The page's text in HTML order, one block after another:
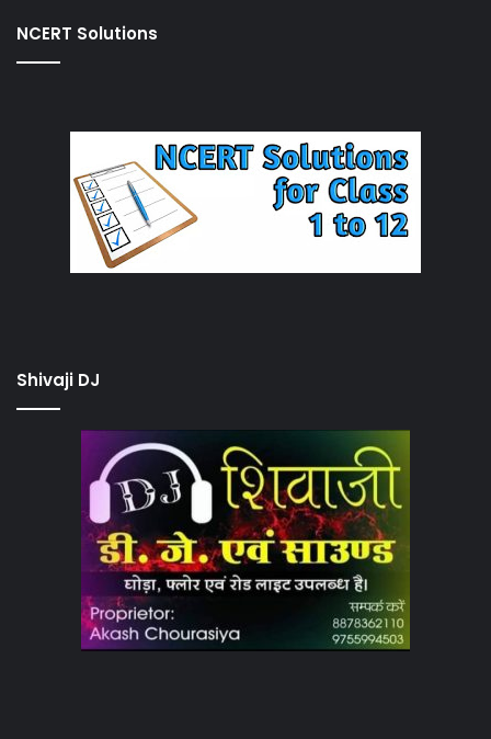
NCERT Solutions
Shivaji DJ